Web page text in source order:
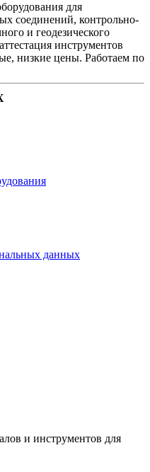
для
соединений, контрольно-
и геодезического
инструментов
низкие цены. Работаем по
данных
и инструментов для